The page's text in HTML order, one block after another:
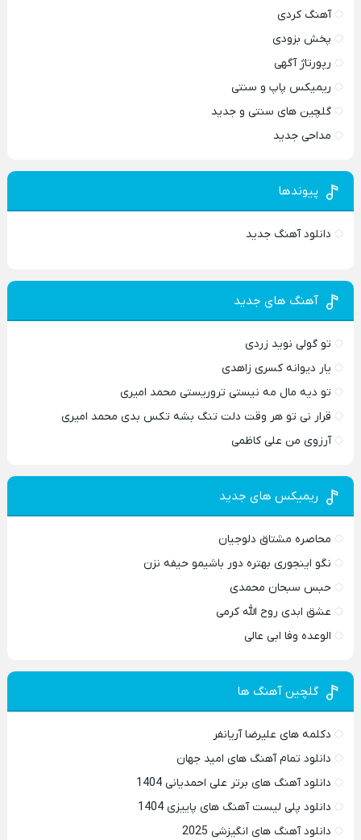
آهنگ کردی
پخش بزودی
رپورتاژ آگهی
ریمیکس پاپ و سنتی
گلچین های سنتی و جدید
مداحی جدید
پیوندها
دانلود آهنگ جدید
آهنگ های جدید
تو گولی نوید زردی
یار دیوانه کسری زاهدی
تو دیه مال مه نیستی تروریستی محمد امیری
قرار نی تو هر وقت دلت تنگ بشه تکس بدی محمد امیری
آرزوی من علی کاظمی
ریمیکس های جدید
محاصره مشتاق دلوجیان
نگو اینجوری بهتره دور باشیمو حیفه نزن
حبس سبحان محمدی
عشق ابدی روح الله کرمی
الوعده وفا ابی عالی
گلچین آهنگ ها
دکلمه های علیرضا آریانفر
دانلود تمام آهنگ های امید جهان
دانلود آهنگ های برتر علی احمدیانی 1404
دانلود پلی لیست آهنگ های پاییزی 1404
دانلود آهنگ های انگیزشی 2025